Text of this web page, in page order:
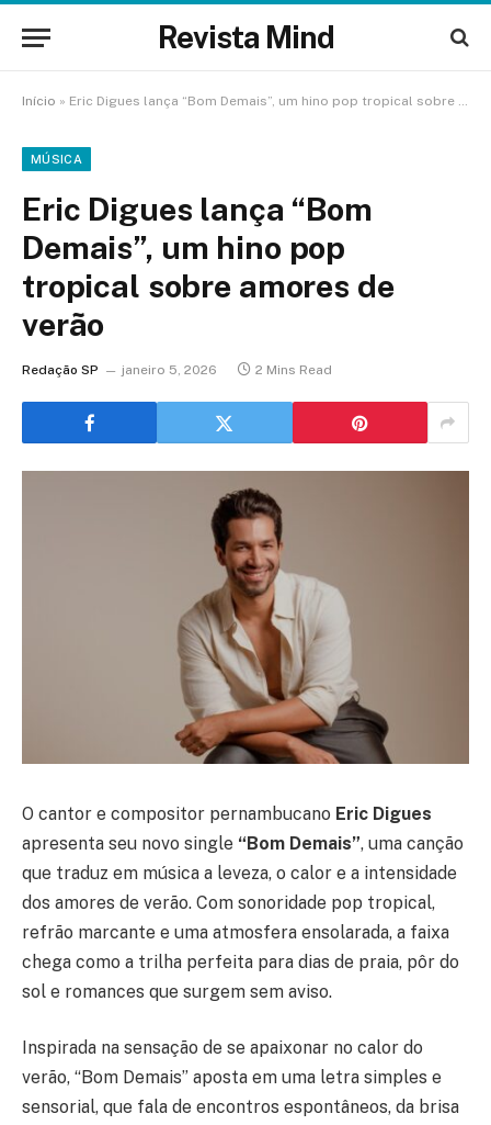
Revista Mind
Início » Eric Digues lança “Bom Demais”, um hino pop tropical sobre amores de verão
MÚSICA
Eric Digues lança “Bom
Demais”, um hino pop
tropical sobre amores de
verão
Redação SP janeiro 5, 2026 2 Mins Read
O cantor e compositor pernambucano Eric Digues
apresenta seu novo single “Bom Demais”, uma canção
que traduz em música a leveza, o calor e a intensidade
dos amores de verão. Com sonoridade pop tropical,
refrão marcante e uma atmosfera ensolarada, a faixa
chega como a trilha perfeita para dias de praia, pôr do
sol e romances que surgem sem aviso.
Inspirada na sensação de se apaixonar no calor do
verão, “Bom Demais” aposta em uma letra simples e
sensorial, que fala de encontros espontâneos, da brisa